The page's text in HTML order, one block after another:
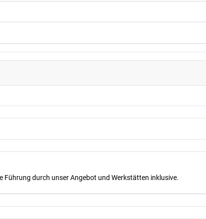
Führung durch unser Angebot und Werkstätten inklusive.